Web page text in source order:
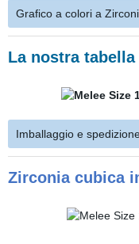
Grafico a colori a
La nostra
Imballaggio e
Zirconia cubica